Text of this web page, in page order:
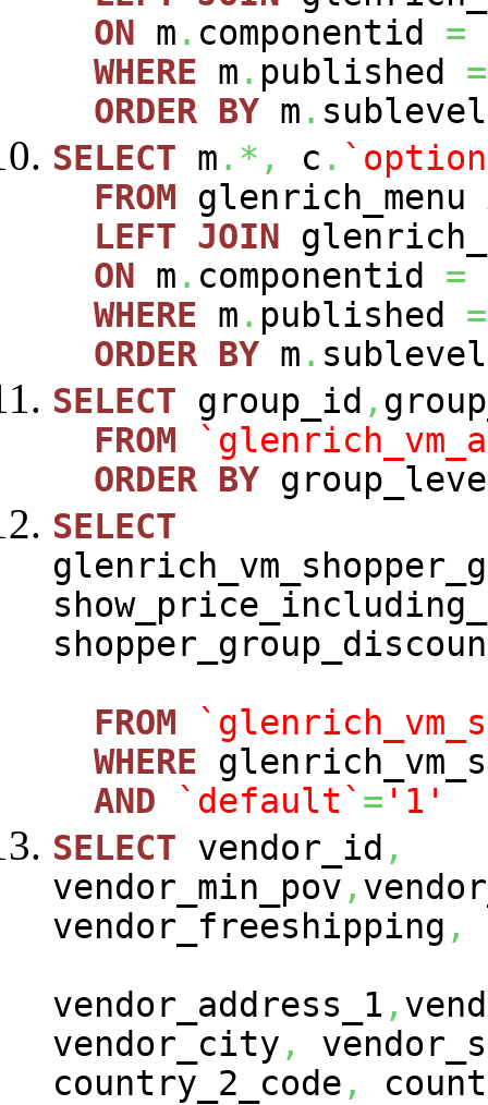
ON m . componentid =
WHERE m . published =
ORDER BY m . sublevel
SELECT m .*, c .
FROM glenrich_menu
LEFT JOIN
ON m . componentid =
WHERE m . published =
ORDER BY m . sublevel
SELECT group_id ,
FROM
ORDER BY
SELECT
FROM
WHERE
AND
`default` = '1'
SELECT vendor_id ,
vendor_min_pov ,
vendor_freeshipping ,
vendor_address_1 ,
vendor_city ,
country_2_code ,